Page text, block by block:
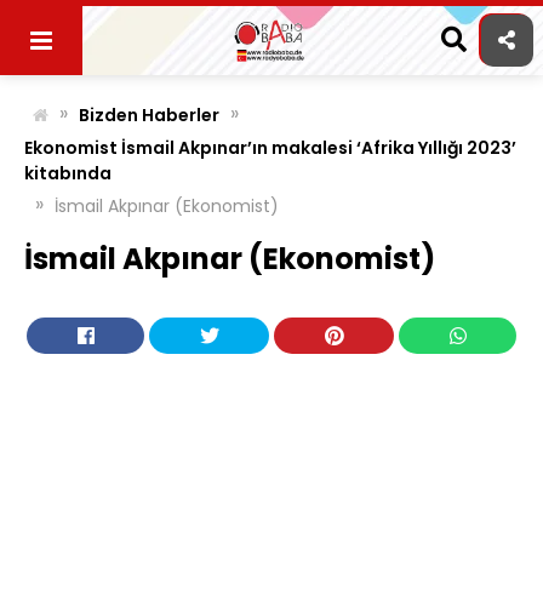
content
» Bizden Haberler »
Ekonomist İsmail Akpınar’ın makalesi ‘Afrika Yıllığı 2023’
kitabında
» İsmail Akpınar (Ekonomist)
İsmail Akpınar (Ekonomist)